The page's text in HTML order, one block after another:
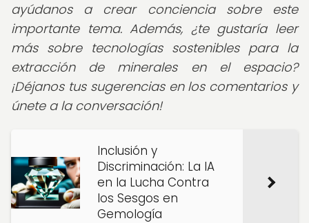
ayúdanos a crear conciencia sobre este
importante tema. Además, ¿te gustaría leer
más sobre tecnologías sostenibles para la
extracción de minerales en el espacio?
¡Déjanos tus sugerencias en los comentarios y
únete a la conversación!
Inclusión y
Discriminación: La IA
en la Lucha Contra
los Sesgos en
Gemología